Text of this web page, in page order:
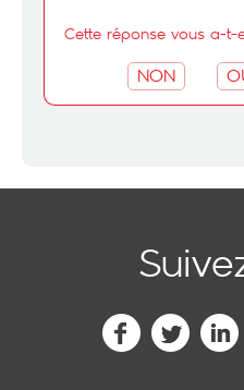
Cette réponse vous a-t-
NON